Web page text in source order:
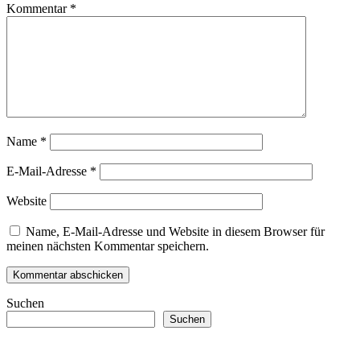
Kommentar *
Name *
E-Mail-Adresse *
Website
Name, E-Mail-Adresse und Website in diesem Browser für
meinen nächsten Kommentar speichern.
Suchen
Suchen